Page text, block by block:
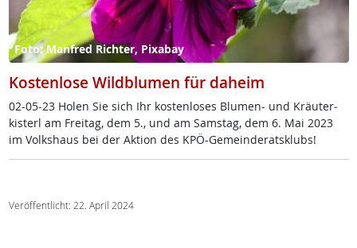
Foto: Manfred Richter, Pixabay
Kostenlose Wildblumen für daheim
02-05-23 Ho­len Sie sich Ihr kos­ten­lo­ses Blu­men- und Kräu­ter­
kis­terl am Frei­tag, dem 5., und am Sams­tag, dem 6. Mai 2023
im Volks­haus bei der Ak­ti­on des KPÖ-Ge­mein­de­rats­klubs!
Veröffentlicht: 22. April 2024